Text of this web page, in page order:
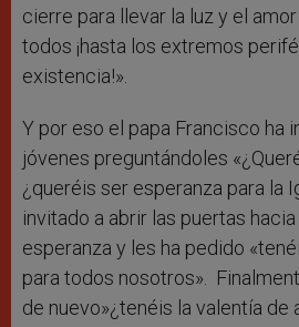
cierre para llevar la luz y el
todos ¡hasta los extremos
existencia!».
Y por eso el papa Francisco ha
jóvenes preguntándoles
¿queréis ser esperanza para la
invitado a abrir las puertas
esperanza y les ha pedido
para todos nosotros».
de nuevo»¿tenéis la valentía de